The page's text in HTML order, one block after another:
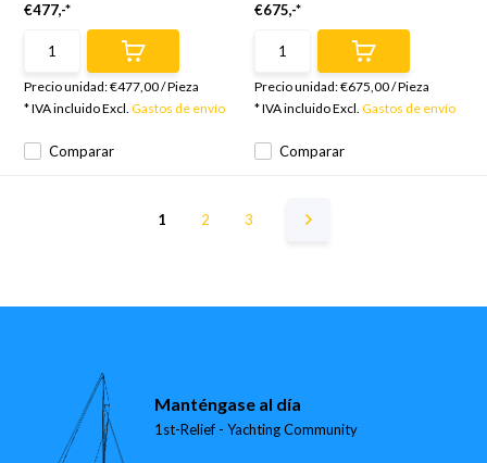
Comparar
€477,-*
Precio unidad:€477,00/Pieza
* IVA incluido Excl.Gastos de envío
Comparar
€675,-*
Precio unidad:€675,00/Pieza
* IVA incluido Excl. Gastos de envío
1 2 3
Manténgase al día
1st-Relief - Yachting Community